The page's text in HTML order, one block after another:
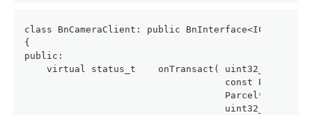
class BnCameraClient: public
{
public:
    virtual status_t    onTransact( uint32_t code,
const Parcel&
                                    Parcel* reply,
uint32_t flags